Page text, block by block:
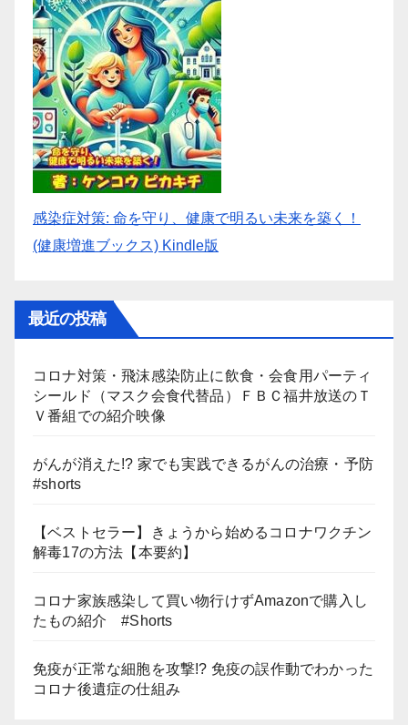
感染症対策: 命を守り、健康で明るい未来を築く！
(健康増進ブックス) Kindle版
最近の投稿
コロナ対策・飛沫感染防止に飲食・会食用パーティ
シールド（マスク会食代替品）ＦＢＣ福井放送のＴ
Ｖ番組での紹介映像
がんが消えた!? 家でも実践できるがんの治療・予防
#shorts
【ベストセラー】きょうから始めるコロナワクチン
解毒17の方法【本要約】
コロナ家族感染して買い物行けずAmazonで購入し
たもの紹介 #Shorts
免疫が正常な細胞を攻撃!? 免疫の誤作動でわかった
コロナ後遺症の仕組み